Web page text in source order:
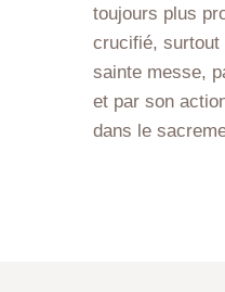
toujours plus
crucifié, surtout
sainte messe,
et par son
dans le